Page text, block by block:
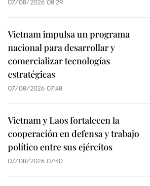
07/08/2026 08:29
Vietnam impulsa un programa
nacional para desarrollar y
comercializar tecnologías
estratégicas
07/08/2026 07:48
Vietnam y Laos fortalecen la
cooperación en defensa y trabajo
político entre sus ejércitos
07/08/2026 07:40